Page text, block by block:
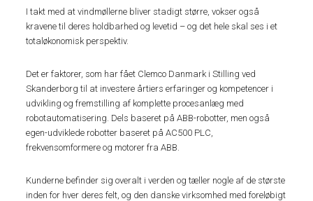
I takt med at vindmøllerne bliver stadigt større, vokser også
kravene til deres holdbarhed og levetid – og det hele skal ses i et
totaløkonomisk perspektiv.
Det er faktorer, som har fået Clemco Danmark i Stilling ved
Skanderborg til at investere årtiers erfaringer og kompetencer i
udvikling og fremstilling af komplette procesanlæg med
robotautomatisering. Dels baseret på ABB-robotter, men også
egen-udviklede robotter baseret på AC500 PLC,
frekvensomformere og motorer fra ABB.
Kunderne befinder sig overalt i verden og tæller nogle af de største
inden for hver deres felt, og den danske virksomhed med foreløbigt